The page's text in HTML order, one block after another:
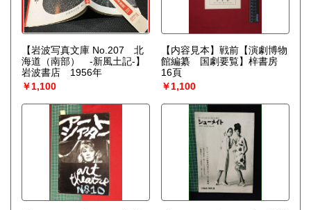
【岩波写真文庫 No.207 北
海道（南部） -新風土記-】
岩波書店 1956年
￥1,100
【内容見本】戦前【演劇博物
館編纂 国劇要覧】梓書房
16頁
￥1,100